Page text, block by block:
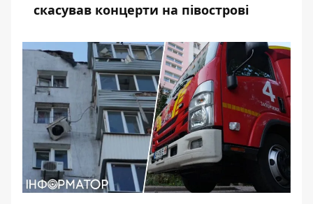
скасував концерти на півострові